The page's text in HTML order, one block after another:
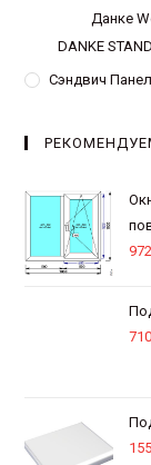
Данке
DANKE
Сэндвич